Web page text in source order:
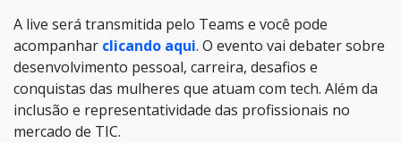
A live será transmitida pelo Teams e você pode
acompanhar clicando aqui. O evento vai debater sobre
desenvolvimento pessoal, carreira, desafios e
conquistas das mulheres que atuam com tech. Além da
inclusão e representatividade das profissionais no
mercado de TIC.